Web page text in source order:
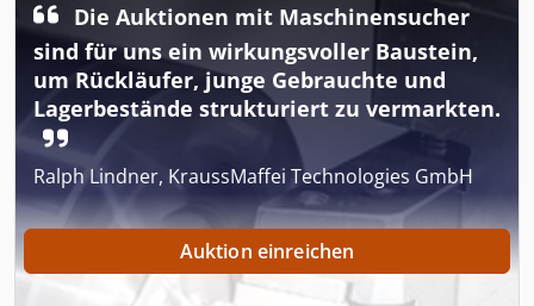
Selbstreinigungsprogramm !! Der Kombidämpfer befindet
sich in unserer hauseigenen Werkstatt und wird einer
ausführlichen Inspektion unterzogen und mit 6 Monaten
Gewährleistung verkauft. Sie erhalten eine Rechnung mit
ausgewiesener MwSt. Service: Gerne sind wir Ihnen
behilflich, bei der Vermittlung eines zertifizierten Rational
Kundendienstes deutschlandweit. Sie suchen einen
bestimmten Rational Gerätetyp? Fragen Sie uns, wir haben
Zugriff auf ein umfangreiches Gebraucht- und Neuwaren-
Sortiment. Wir beraten Sie gerne zu allen Gerätetypen,
egal ob SCC, CM, CMP, VCC, iVario, iCombi Classic und Pro.
Unser Gebrauchtgeräte-Service für Sie: 6 Monate
Die Auktionen mit Maschinensucher
sind für uns ein wirkungsvoller Baustein,
um Rückläufer, junge Gebrauchte und
Lagerbestände strukturiert zu vermarkten.
Ralph Lindner, KraussMaffei Technologies GmbH
Auktion einreichen